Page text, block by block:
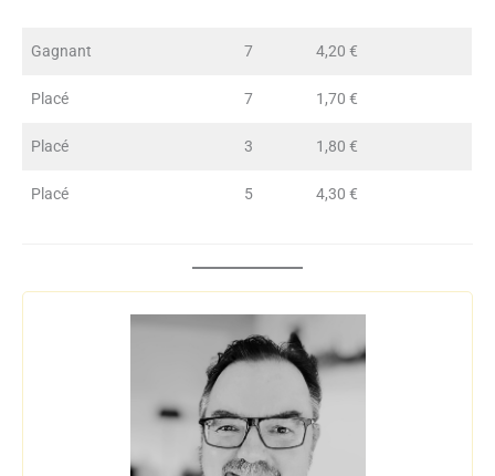
Gagnant 7 4,20 €
Placé 7 1,70 €
Placé 3 1,80 €
Placé 5 4,30 €